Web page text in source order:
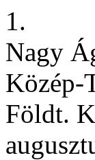
1.
Nagy
Közép-
Földt.